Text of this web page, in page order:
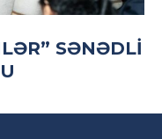
SƏNƏDLI